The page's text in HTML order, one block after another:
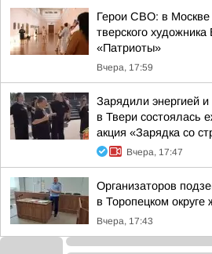
Герои СВО: в Москве
тверского
«Патриоты»
Вчера, 17:59
Зарядили энергией
в Твери состоялась
акция «Зарядка со
Вчера, 17:47
Организаторов
в Торопецком округе
Вчера, 17:43